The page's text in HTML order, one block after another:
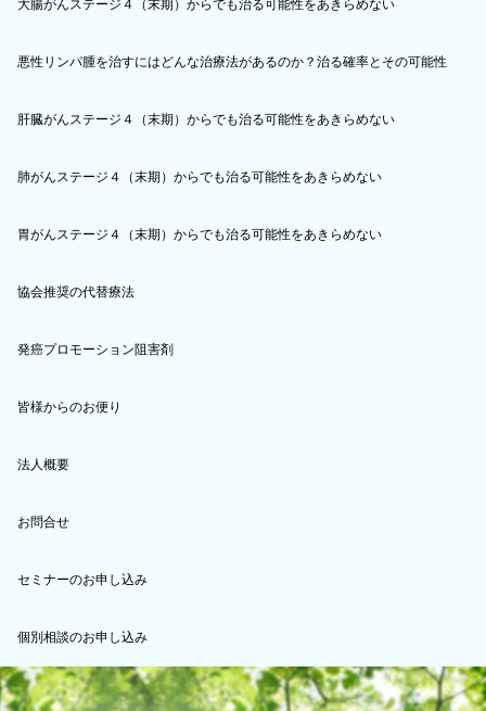
大腸がんステージ４（末期）からでも治る可能性をあきらめない
悪性リンパ腫を治すにはどんな治療法があるのか？治る確率とその可能性
肝臓がんステージ４（末期）からでも治る可能性をあきらめない
肺がんステージ４（末期）からでも治る可能性をあきらめない
胃がんステージ４（末期）からでも治る可能性をあきらめない
協会推奨の代替療法
発癌プロモーション阻害剤
皆様からのお便り
法人概要
お問合せ
セミナーのお申し込み
個別相談のお申し込み